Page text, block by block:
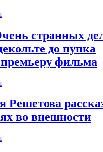
странных
до пупка
премьеру фильма
Решетова
во внешности